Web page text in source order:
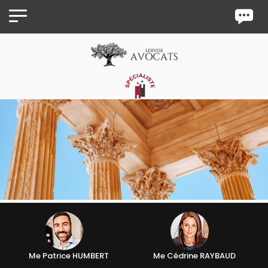
Me Patrice HUMBERT Me Cédrine RAYBAUD